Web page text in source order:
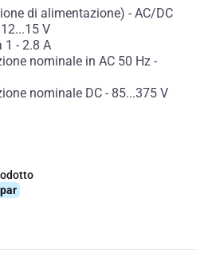
di alimentazione) - AC/DC
12...15 V
1 - 2.8 A
nominale in AC 50 Hz-
nominale DC- 85...375 V